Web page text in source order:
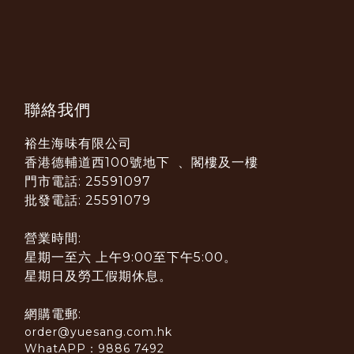
聯絡我們
裕生海味有限公司
香港德輔道西100號地下 、閣樓及一樓
門市電話: 25591097
批發電話: 25591079
營業時間:
星期一至六 上午9:00至下午5:00。
星期日及勞工假期休息。
網購電郵:
order@yuesang.com.hk
WhatAPP：9886 7492